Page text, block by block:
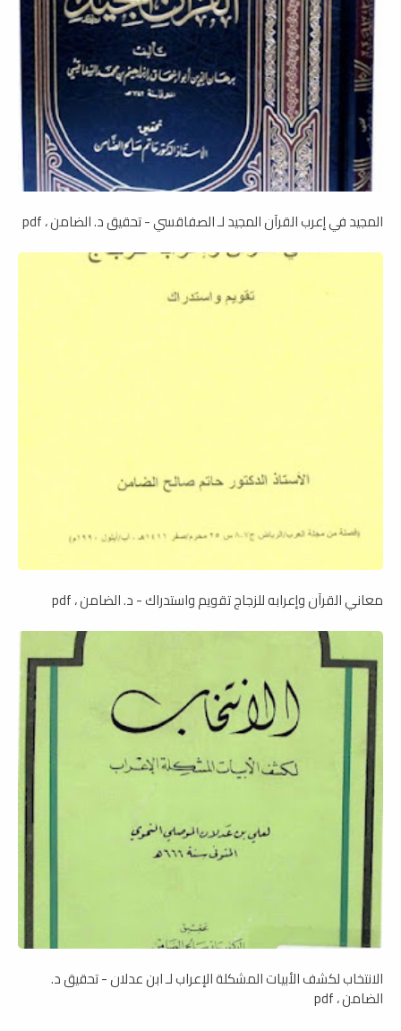
المجيد في إعرب القرآن المجيد لـ الصفاقسي - تحقيق د. الضامن ، pdf
معاني القرآن وإعرابه للزجاج تقويم واستدراك - د. الضامن ، pdf
الانتخاب لكشف الأبيات المشكلة الإعراب لـ ابن عدلان - تحقيق د.
الضامن ، pdf